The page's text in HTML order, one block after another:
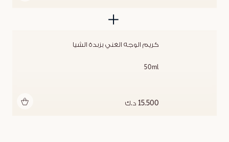
كريم الوجه الغني بزبدة الشيا
50ml
15.500 د.ك